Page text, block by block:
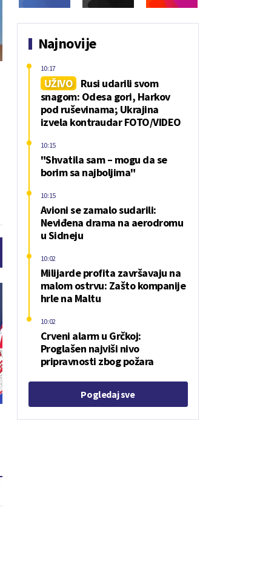
Najnovije
UŽIVO
Rusi udarili svom
snagom: Odesa gori, Harkov
pod ruševinama; Ukrajina
izvela kontraudar FOTO/VIDEO
10:17
"Shvatila sam – mogu da se
borim sa najboljima"
10:15
Avioni se zamalo sudarili:
Neviđena drama na aerodromu
u Sidneju
10:15
Milijarde profita završavaju na
malom ostrvu: Zašto kompanije
hrle na Maltu
10:02
Crveni alarm u Grčkoj:
Proglašen najviši nivo
pripravnosti zbog požara
10:02
Pogledaj sve